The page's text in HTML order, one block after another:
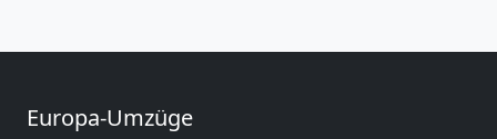
Europa-Umzüge